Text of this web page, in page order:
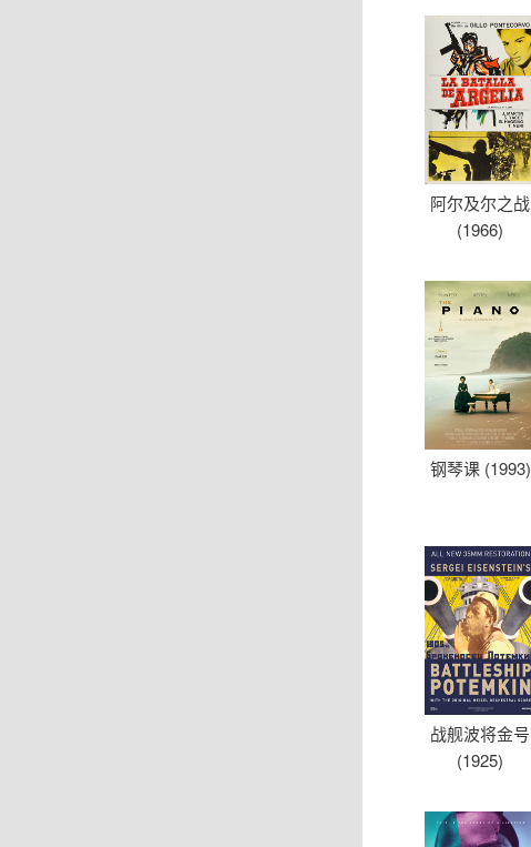
阿尔及尔之战
(1966)
钢琴课 (1993)
战舰波将金号
(1925)